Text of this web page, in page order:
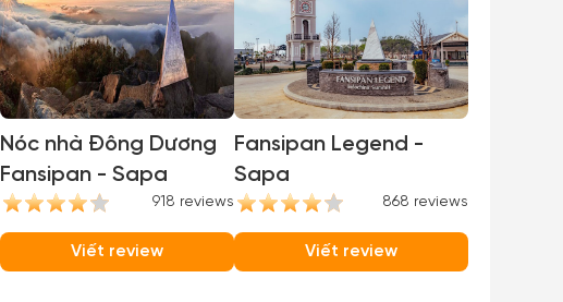
Nóc nhà Đông Dương
Fansipan - Sapa
918 reviews
Viết review
Fansipan Legend -
Sapa
868 reviews
Viết review